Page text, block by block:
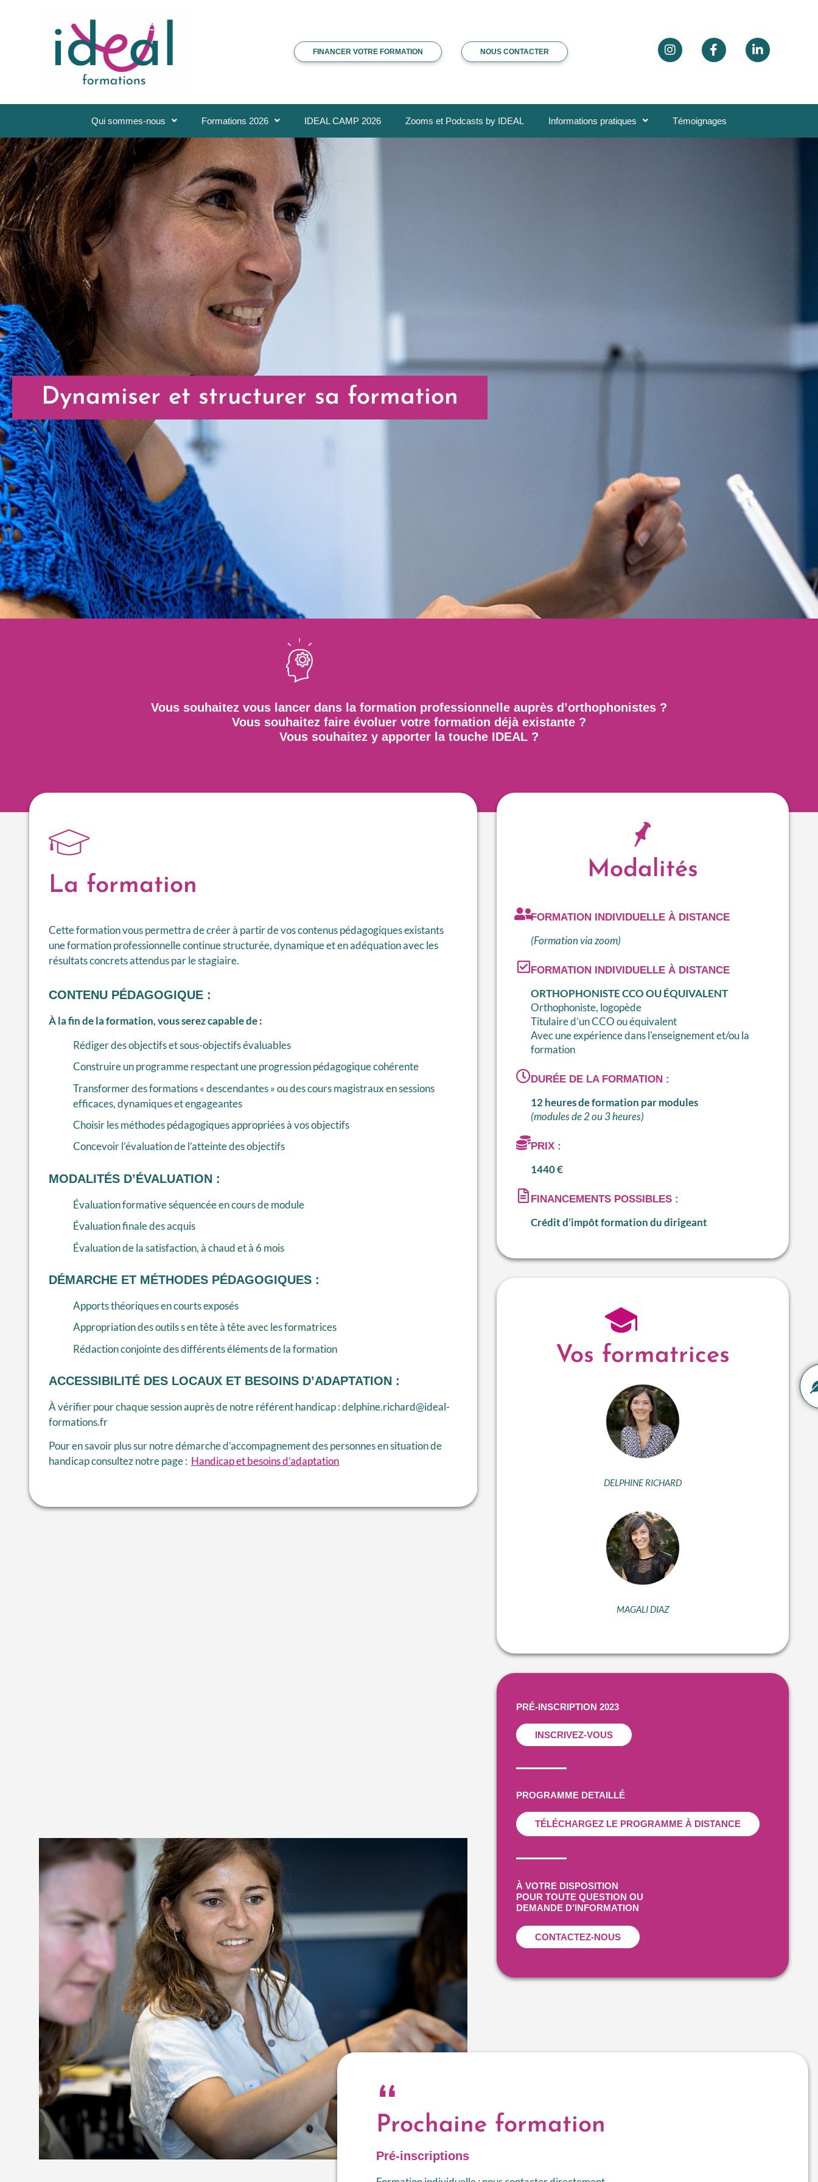
FINANCER VOTRE FORMATION NOUS CONTACTER
Qui sommes-nous Formations 2026 IDEAL CAMP 2026 Zooms et Podcasts by IDEAL Informations pratiques Témoignages
Dynamiser et structurer sa formation
Vous souhaitez vous lancer dans la formation professionnelle auprès d’orthophonistes ?
Vous souhaitez faire évoluer votre formation déjà existante ?
Vous souhaitez y apporter la touche IDEAL ?
La formation
Cette formation vous permettra de créer à partir de vos contenus pédagogiques existants
une formation professionnelle continue structurée, dynamique et en adéquation avec les
résultats concrets attendus par le stagiaire.
CONTENU PÉDAGOGIQUE :
À la fin de la formation, vous serez capable de :
Rédiger des objectifs et sous-objectifs évaluables
Construire un programme respectant une progression pédagogique cohérente
Transformer des formations « descendantes » ou des cours magistraux en sessions
efficaces, dynamiques et engageantes
Choisir les méthodes pédagogiques appropriées à vos objectifs
Concevoir l’évaluation de l’atteinte des objectifs
MODALITÉS D’ÉVALUATION :
Évaluation formative séquencée en cours de module
Évaluation finale des acquis
Évaluation de la satisfaction, à chaud et à 6 mois
DÉMARCHE ET MÉTHODES PÉDAGOGIQUES :
Apports théoriques en courts exposés
Appropriation des outils s en tête à tête avec les formatrices
Rédaction conjointe des différents éléments de la formation
ACCESSIBILITÉ DES LOCAUX ET BESOINS D’ADAPTATION :
À vérifier pour chaque session auprès de notre référent handicap :delphine.richard@ideal-
formations.fr
Pour en savoir plus sur notre démarche d’accompagnement des personnes en situation de
handicap consultez notre page : Handicap et besoins d’adaptation
Modalités
FORMATION INDIVIDUELLE À DISTANCE
(Formation via zoom)
FORMATION INDIVIDUELLE À DISTANCE
ORTHOPHONISTE CCO OU ÉQUIVALENT
Orthophoniste, logopède
Titulaire d’un CCO ou équivalent
Avec une expérience dans l'enseignement et/ou la
formation
DURÉE DE LA FORMATION :
12 heures de formation par modules
(modules de 2 ou 3 heures)
PRIX :
1440 €
FINANCEMENTS POSSIBLES :
Crédit d’impôt formation du dirigeant
Vos formatrices
DELPHINE RICHARD
MAGALI DIAZ
PRÉ-INSCRIPTION 2023
INSCRIVEZ-VOUS
PROGRAMME DETAILLÉ
TÉLÉCHARGEZ LE PROGRAMME À DISTANCE
À VOTRE DISPOSITION
POUR TOUTE QUESTION OU
DEMANDE D’INFORMATION
CONTACTEZ-NOUS
“
Prochaine formation
Pré-inscriptions